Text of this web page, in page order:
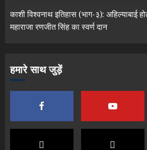
काशी विश्वनाथ इतिहास (भाग-३): अहिल्याबाई
महाराजा रणजीत सिंह का स्वर्ण दान
हमारे साथ जुड़ें